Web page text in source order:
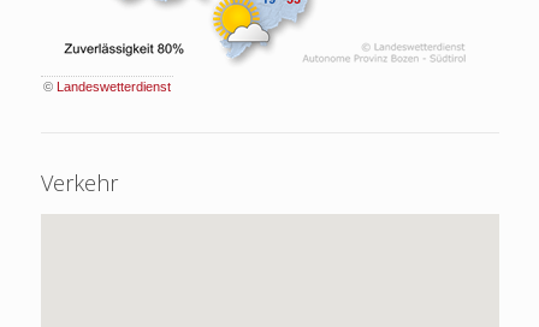
© Landeswetterdienst
Verkehr